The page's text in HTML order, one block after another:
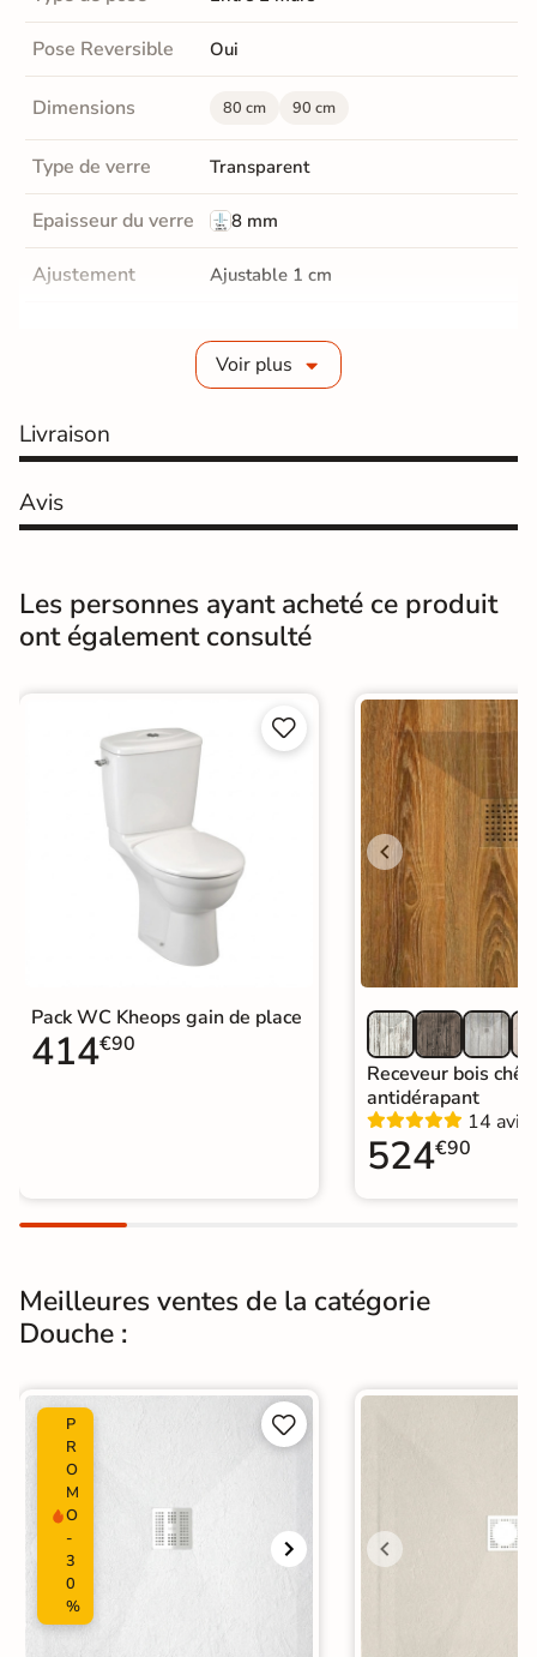
Pose Reversible Oui
Dimensions 80 cm 90 cm
Type de verre Transparent
Epaisseur du verre 8 mm
Ajustement Ajustable 1 cm
Oui
Poignée Fournie
Hauteur totale
Quincaillerie de
fixation
Fournies
Sur mesure Oui, sur demande
Garantie 3 ans
Catégories Parois et Portes de Douche
Voir plus
Livraison
Avis
Les personnes ayant acheté ce produit
ont également consulté


Pack WC Kheops gain de place
414€90
Receveur bois
antidérapant
14 avis
524€90
Meilleures ventes de la catégorie
Douche :
P
R
O
M
O
-
3
0
%

